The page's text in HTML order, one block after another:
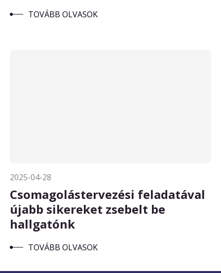
TOVÁBB OLVASOK
2025-04-28
Csomagolástervezési feladatával
újabb sikereket zsebelt be
hallgatónk
TOVÁBB OLVASOK